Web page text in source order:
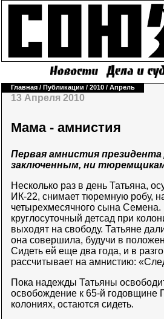
Главная / Публикации / 2010 / Апрель
13 Апреля 2010
Мама - амнистия
Первая амнистия
заключенным, ни
Несколько раз в день Татьяна,
ИК-22, снимает тюремную робу,
четырехмесячного сына
круглосуточный детсад при
выходят на свободу. Татьяне
она совершила, будучи в
Сидеть ей еще два года, и в
рассчитывает на амнистию:
Пока надежды Татьяны
освобождение к 65-й годовщине
колониях, остаются сидеть.